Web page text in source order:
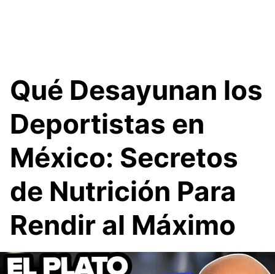
Qué Desayunan los
Deportistas en
México: Secretos
de Nutrición Para
Rendir al Máximo